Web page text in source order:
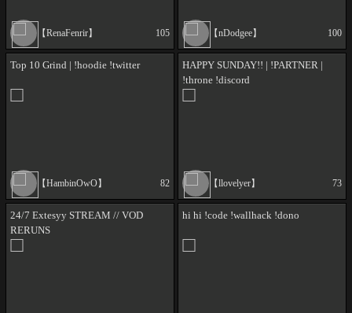
【RenaFenrir】 105 【nDodgee】 100
Top 10 Grind | !hoodie !twitter
【HambinOwO】 82
HAPPY SUNDAY!! | !PARTNER |
!throne !discord
【llovelyer】 73
24/7 Extesyy STREAM // VOD
RERUNS
hi hi !code !wallhack !dono